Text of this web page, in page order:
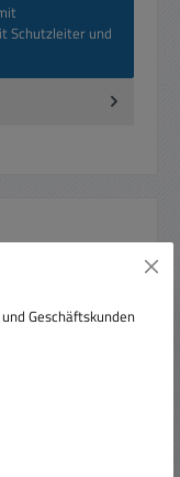
Schutzleiter und
Geschäftskunden